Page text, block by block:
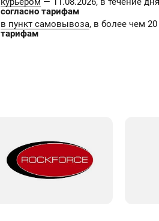
согласно тарифам
в пункт самовывоза, в более чем
тарифам